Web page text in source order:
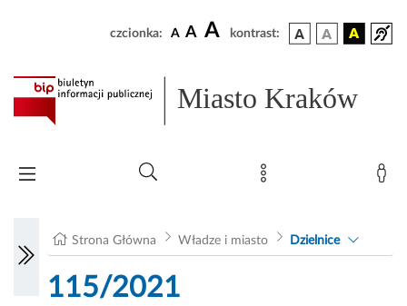
czcionka: A A A kontrast:
Miasto Kraków
Strona Główna Władze i miasto Dzielnice
115/2021